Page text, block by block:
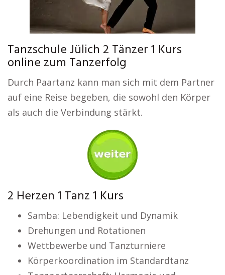
Tanzschule Jülich 2 Tänzer 1 Kurs
online zum Tanzerfolg
Durch Paartanz kann man sich mit dem Partner
auf eine Reise begeben, die sowohl den Körper
als auch die Verbindung stärkt.
2 Herzen 1 Tanz 1 Kurs
Samba: Lebendigkeit und Dynamik
Drehungen und Rotationen
Wettbewerbe und Tanzturniere
Körperkoordination im Standardtanz